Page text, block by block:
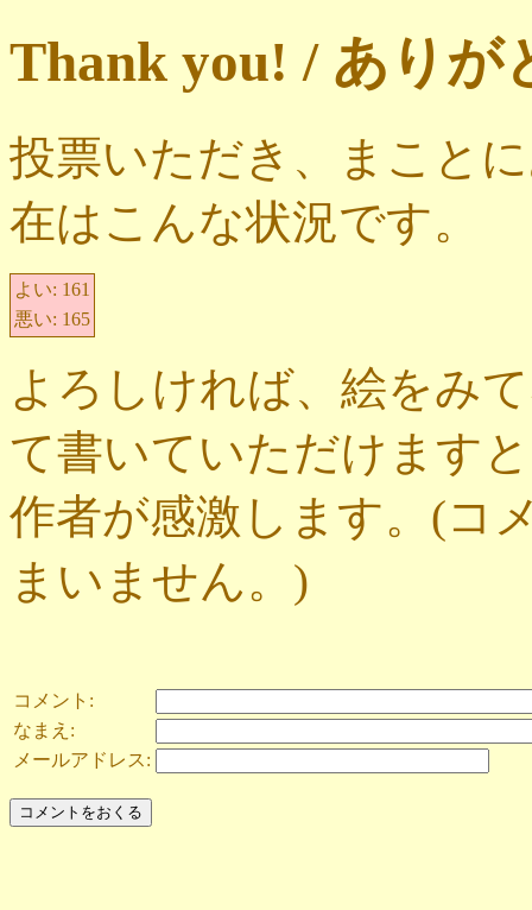
Thank you! / ありが
投票いただき、まこと
在はこんな状況です。
よい: 161
悪い: 165
よろしければ、絵をみ
て書いていただけます
作者が感激します。(コ
まいません。)
コメント:
なまえ:
メールアドレス: